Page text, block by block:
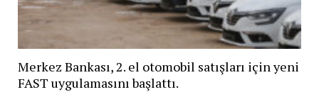
Merkez Bankası, 2. el otomobil satışları için yeni
FAST uygulamasını başlattı​.